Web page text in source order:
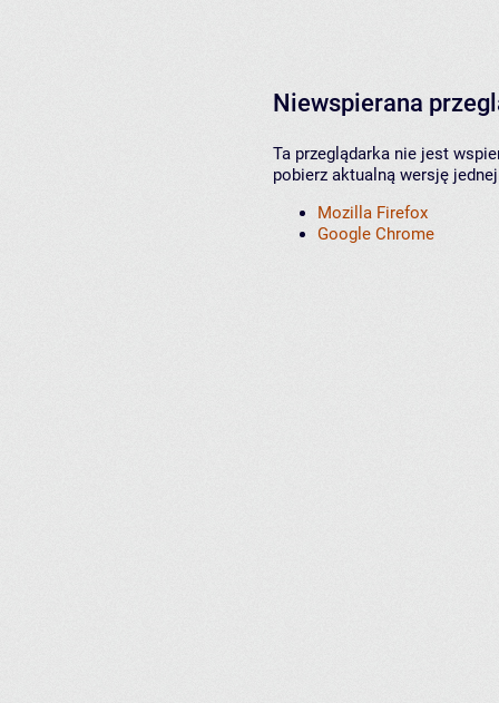
Niewspierana
Ta przeglądarka nie jest
pobierz aktualną wersję
Mozilla Firefox
Google Chrome